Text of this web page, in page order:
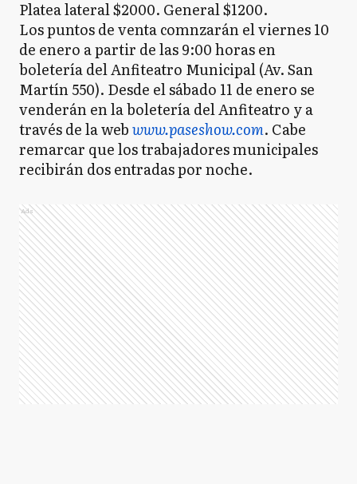
Platea lateral $2000. General $1200.
Los puntos de venta comnzarán el viernes 10
de enero a partir de las 9:00 horas en
boletería del Anfiteatro Municipal (Av. San
Martín 550). Desde el sábado 11 de enero se
venderán en la boletería del Anfiteatro y a
través de la webwww.paseshow.com. Cabe
remarcar que los trabajadores municipales
recibirán dos entradas por noche.
Ads